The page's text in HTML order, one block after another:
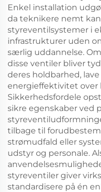
Enkel installation
da teknikere nemt
styreventilsystemer i
infrastrukturer uden
særlig uddannelse.
disse ventiler bliver
deres holdbarhed,
energieffektivitet
Sikkerhedsfordele
sikre egenskaber ved
tilbage til
strømudfald eller
udstyr og personale.
styreventiler giver
standardisere på én